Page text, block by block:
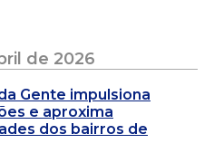
de 2026
Gente impulsiona
e aproxima
dos bairros de